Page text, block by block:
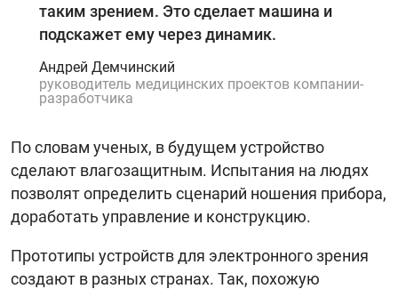
таким зрением. Это сделает машина и
подскажет ему через динамик.
Андрей Демчинский
руководитель медицинских проектов компании-
разработчика
По словам ученых, в будущем устройство
сделают влагозащитным. Испытания на людях
позволят определить сценарий ношения прибора,
доработать управление и конструкцию.
Прототипы устройств для электронного зрения
создают в разных странах. Так, похожую